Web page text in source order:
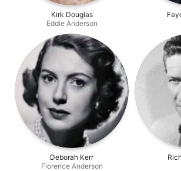
Kirk Douglas
Eddie Anderson
Deborah Kerr
Florence Anderson